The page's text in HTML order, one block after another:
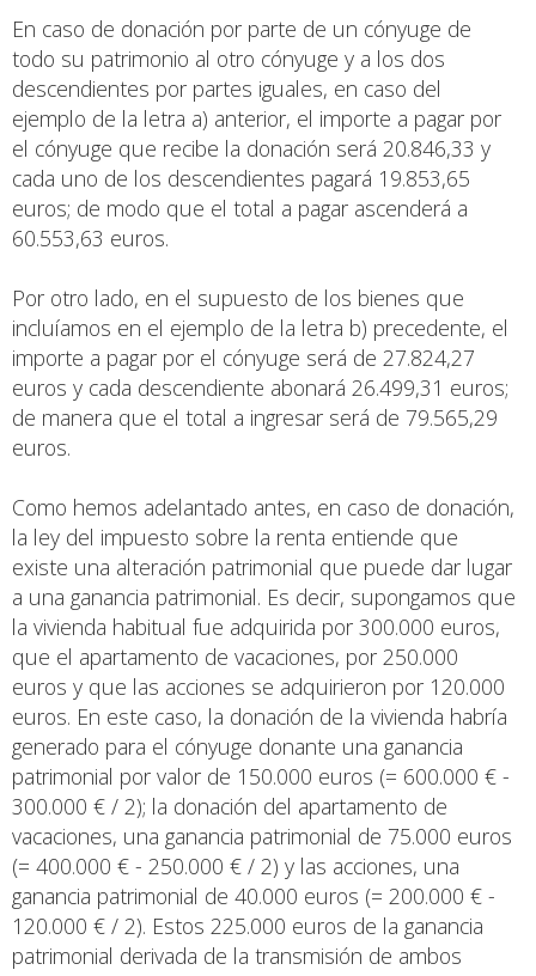
En caso de donación por parte de un cónyuge de
todo su patrimonio al otro cónyuge y a los dos
descendientes por partes iguales, en caso del
ejemplo de la letra a) anterior, el importe a pagar por
el cónyuge que recibe la donación será 20.846,33 y
cada uno de los descendientes pagará 19.853,65
euros; de modo que el total a pagar ascenderá a
60.553,63 euros.
Por otro lado, en el supuesto de los bienes que
incluíamos en el ejemplo de la letra b) precedente, el
importe a pagar por el cónyuge será de 27.824,27
euros y cada descendiente abonará 26.499,31 euros;
de manera que el total a ingresar será de 79.565,29
euros.
Como hemos adelantado antes, en caso de donación,
la ley del impuesto sobre la renta entiende que
existe una alteración patrimonial que puede dar lugar
a una ganancia patrimonial. Es decir, supongamos que
la vivienda habitual fue adquirida por 300.000 euros,
que el apartamento de vacaciones, por 250.000
euros y que las acciones se adquirieron por 120.000
euros. En este caso, la donación de la vivienda habría
generado para el cónyuge donante una ganancia
patrimonial por valor de 150.000 euros (= 600.000 € -
300.000 € / 2); la donación del apartamento de
vacaciones, una ganancia patrimonial de 75.000 euros
(= 400.000 € - 250.000 € / 2) y las acciones, una
ganancia patrimonial de 40.000 euros (= 200.000 € -
120.000 € / 2). Estos 225.000 euros de la ganancia
patrimonial derivada de la transmisión de ambos